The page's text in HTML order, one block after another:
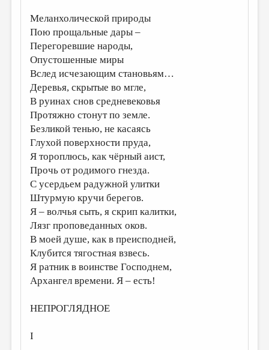
ОБЪЯВЛЕНИЯ
КОЛОНКА РЕДАКТОРА
РЕДКОЛЛЕГИЯ
ОТ РЕДАКЦИИ
МАЛАЯ ПРОЗА
ЭССЕИСТИКА
ЛИТЕРАТУРОВЕДЕНИЕ
КУЛЬТУРОВЕДЕНИЕ
ПУБЛИЦИСТИКА
РЕЦЕНЗИРОВАНИЕ
ЦИКЛЫ ПУБЛИКАЦИЙ
ТРЕДИАКОВСКИЙ
МЕДИА
ВКОНТАКТЕ
Меланхолической природы
Пою прощальные дары –
Перегоревшие народы,
Опустошенные миры
Вслед исчезающим становьям…
Деревья, скрытые во мгле,
В руинах снов средневековья
Протяжно стонут по земле.
Безликой тенью, не касаясь
Глухой поверхности пруда,
Я тороплюсь, как чёрный аист,
Прочь от родимого гнезда.
С усердьем радужной улитки
Штурмую кручи берегов.
Я – волчья сыть, я скрип калитки,
Лязг проповеданных оков.
В моей душе, как в преисподней,
Клубится тягостная взвесь.
Я ратник в воинстве Господнем,
Архангел времени. Я – есть!
НЕПРОГЛЯДНОЕ
I